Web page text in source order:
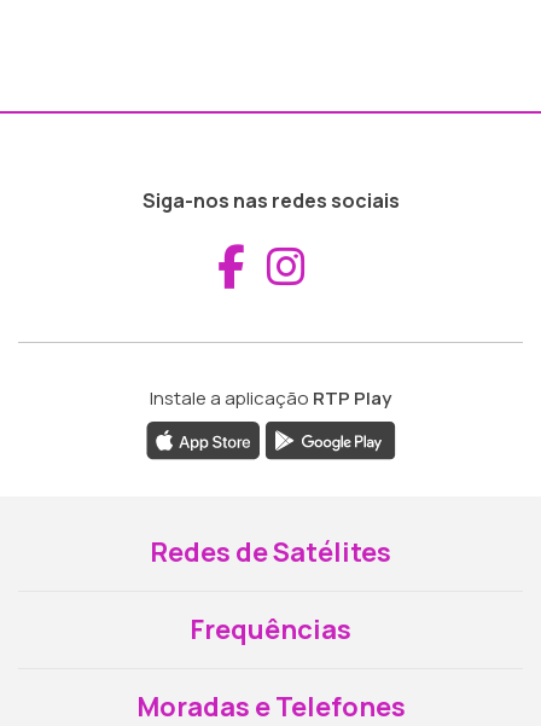
Siga-nos nas redes sociais
Aceder ao
Instale a aplicação RTP Play
Redes de Satélites
Frequências
Moradas e Telefones